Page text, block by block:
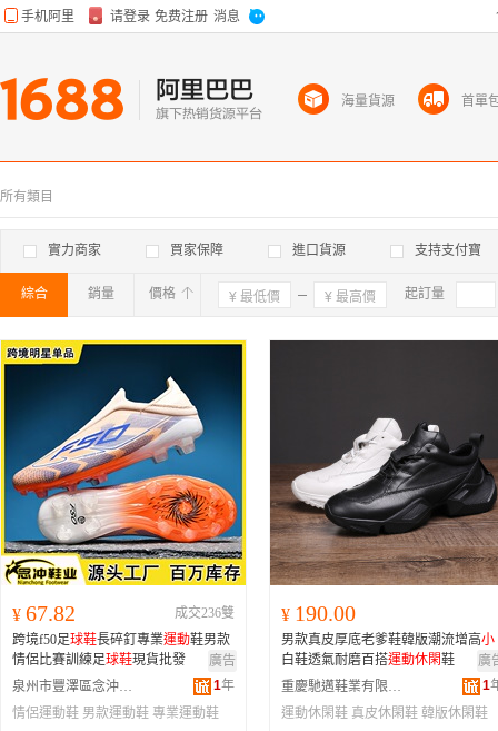
所有類目
實力商家 買家保障 進口貨源 支持支付寶
綜合 銷量 價格 確定 起訂量
¥ 67.82
成交236雙
跨境f50足球鞋長碎釘專業運動鞋男款
情侶比賽訓練足球鞋現貨批發
廣告
泉州市豐澤區念沖鞋業商行
1年
情侶運動鞋 男款運動鞋 專業運動鞋
¥ 190.00
男款真皮厚底老爹鞋韓版潮流增高小
白鞋透氣耐磨百搭運動休閑鞋
廣
重慶馳邁鞋業有限公司
1
運動休閑鞋 真皮休閑鞋 韓版休閑鞋
海量貨源 首單